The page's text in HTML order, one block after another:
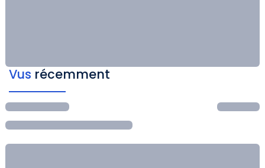
Vus récemment